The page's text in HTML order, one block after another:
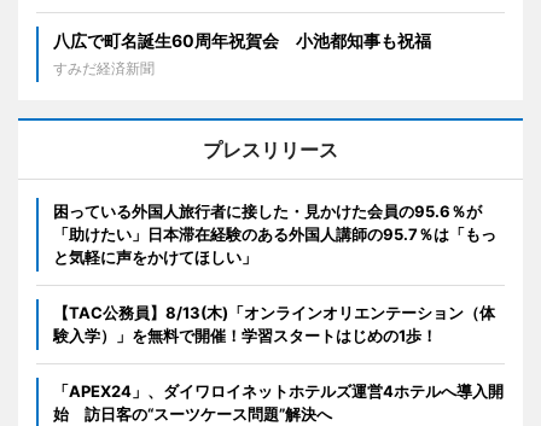
八広で町名誕生60周年祝賀会 小池都知事も祝福
すみだ経済新聞
プレスリリース
困っている外国人旅行者に接した・見かけた会員の95.6％が
「助けたい」日本滞在経験のある外国人講師の95.7％は「もっ
と気軽に声をかけてほしい」
【TAC公務員】8/13(木)「オンラインオリエンテーション（体
験入学）」を無料で開催！学習スタートはじめの1歩！
「APEX24」、ダイワロイネットホテルズ運営4ホテルへ導入開
始 訪日客の“スーツケース問題”解決へ